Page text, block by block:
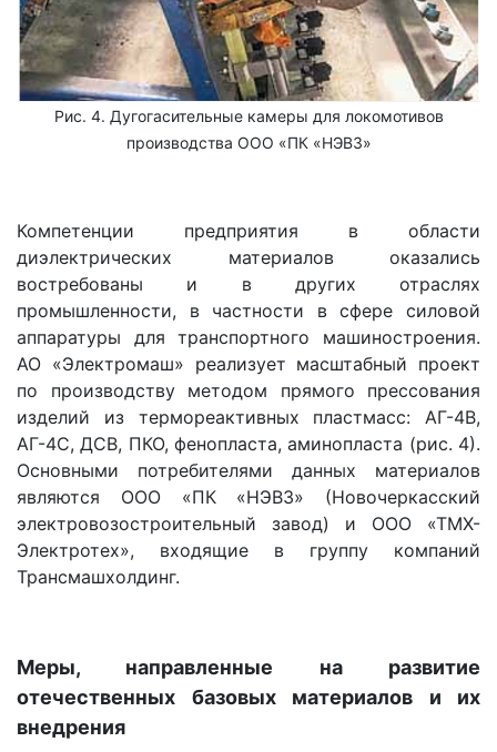
Рис. 4. Дугогасительные камеры для локомотивов
производства ООО «ПК «НЭВЗ»
Компетенции предприятия в области
диэлектрических материалов оказались
востребованы и в других отраслях
промышленности, в частности в сфере силовой
аппаратуры для транспортного машиностроения.
АО «Электромаш» реализует масштабный проект
по производству методом прямого прессования
изделий из термореактивных пластмасс: АГ-4В,
АГ-4С, ДСВ, ПКО, фенопласта, аминопласта (рис. 4).
Основными потребителями данных материалов
являются ООО «ПК «НЭВЗ» (Новочеркасский
электровозостроительный завод) и ООО «ТМХ-
Электротех», входящие в группу компаний
Трансмашхолдинг.
Меры, направленные на развитие
отечественных базовых материалов и их
внедрения